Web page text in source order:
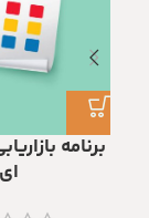
برنامه
ای